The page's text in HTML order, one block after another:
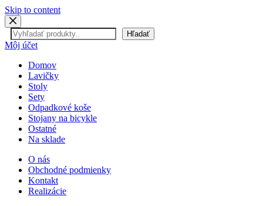
Skip to content
Hľadať Hľadať
Môj účet
Domov
Lavičky
Stoly
Sety
Odpadkové koše
Stojany na bicykle
Ostatné
Na sklade
O nás
Obchodné podmienky
Kontakt
Realizácie